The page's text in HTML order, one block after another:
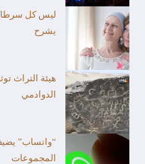
ليس كل سرطان
يشرح
الدوادمي
المجموعات